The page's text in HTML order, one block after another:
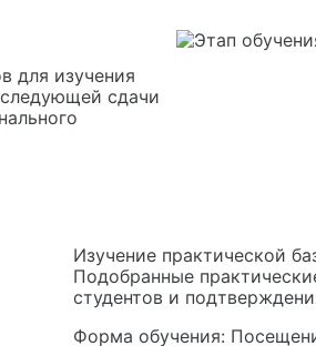
для изучения
сдачи
Изучение практической
Подобранные
студентов и
Форма обучения: